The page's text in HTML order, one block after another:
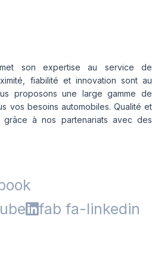
son expertise au service de
fiabilité et innovation sont au
proposons une large gamme de
vos besoins automobiles. Qualité et
grâce à nos partenariats avec des
fab fa-linkedin